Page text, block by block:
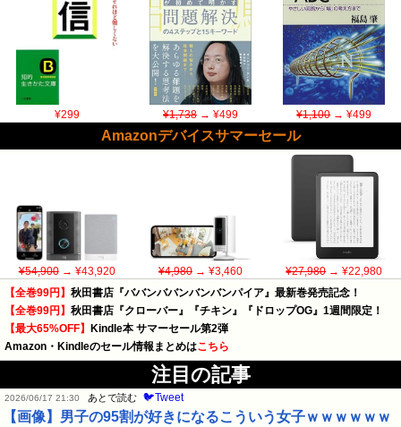
¥299 ¥1,738→ ¥499 ¥1,100→ ¥499
Amazonデバイスサマーセール
¥54,900→ ¥43,920 ¥4,980→ ¥3,460 ¥27,980→ ¥22,980
【全巻99円】 秋田書店『ババンババンバンバンパイア』最新巻発売記念！
【全巻99円】 秋田書店『クローバー』『チキン』『ドロップOG』1週間限定！
【最大65%OFF】
Kindle本 サマーセール第2弾
Amazon・Kindleのセール情報まとめはこちら
注目の記事
2026/06/17 21:30 あとで読む 🐦Tweet
【画像】男子の95割が好きになるこういう女子ｗｗｗｗｗｗ